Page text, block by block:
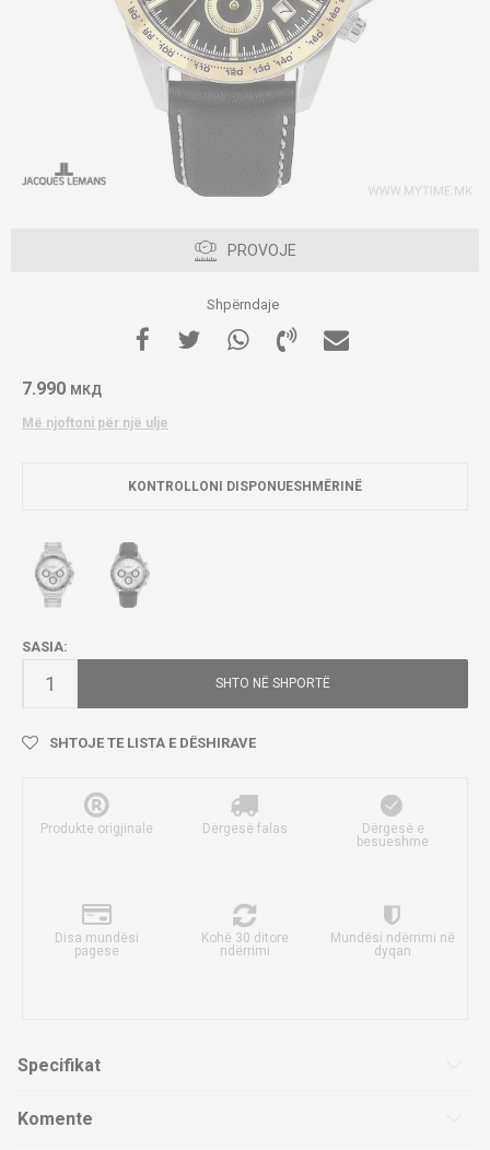
PROVOJE
Shpërndaje
7.990 МКД
Më njoftoni për një ulje
KONTROLLONI DISPONUESHMËRINË
SASIA:
SHTO NË SHPORTË
SHTOJE TE LISTA E DËSHIRAVE
Produkte origjinale Dërgesë falas
Dërgesë e
besueshme
Disa mundësi
pagese
Kohë 30 ditore
ndërrimi
Mundësi ndërrimi në
dyqan
Specifikat
Komente